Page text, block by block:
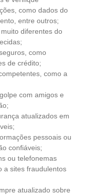
como dados do
entre outros;
diferentes do
como
de crédito;
como a
com amigos e
atualizados em
pessoais ou
confiáveis;
ou telefonemas
a sites fraudulentos
atualizado sobre